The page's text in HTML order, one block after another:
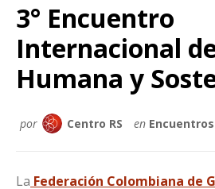
3° Encuentro
Internacional
Humana y
por Centro RS en Encuentros
La Federación Colombiana de